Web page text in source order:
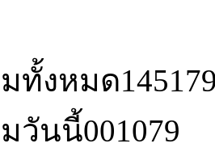
ทั้งหมด
วันนี้001079